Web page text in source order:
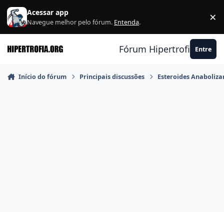
Ir para conteúdo
Acessar app
Navegue melhor pelo fórum. Entenda. ×
Fórum Hipertrofia.org
Entre
Início do fórum Principais discussões Esteroides